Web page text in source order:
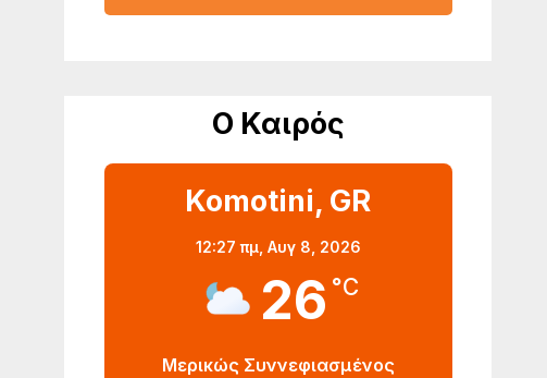
Ο Καιρός
Komotini, GR
12:27 πμ, Αυγ 8, 2026
26 °C
Μερικώς Συννεφιασμένος